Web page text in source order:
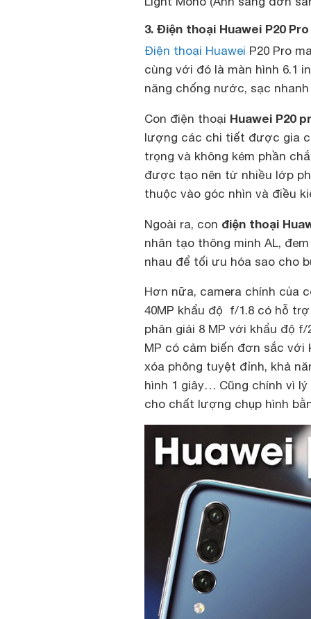
3. Điện thoại Huawei P20 Pro
Điện thoại Huawei P20 Pro
cùng với đó là màn hình 6.1
năng chống nước, sạc
Con điện thoại Huawei P20
lượng các chi tiết được gia
trọng và không kém phần
được tạo nên từ nhiều lớp
thuộc vào góc nhìn và điều
Ngoài ra, con điện thoại
nhân tạo thông minh AL,
nhau để tối ưu hóa sao cho
Hơn nữa, camera chính của
40MP khẩu độ f/1.8 có hỗ
phân giải 8 MP với khẩu độ
MP có cảm biến đơn sắc với
xóa phông tuyệt đỉnh, khả
hình 1 giây… Cũng chính vì
cho chất lượng chụp hình